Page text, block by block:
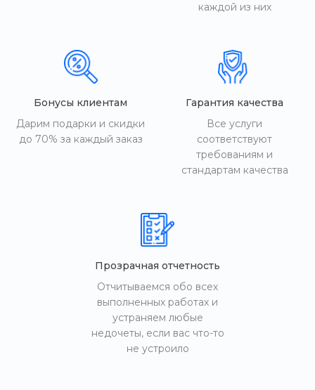
каждой из них
Бонусы клиентам
Дарим подарки и скидки
до 70% за каждый заказ
Гарантия качества
Все услуги
соответствуют
требованиям и
стандартам качества
Прозрачная отчетность
Отчитываемся обо всех
выполненных работах и
устраняем любые
недочеты, если вас что-то
не устроило